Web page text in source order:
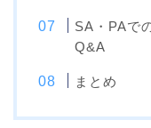
SA・PAで
Q&A
まとめ